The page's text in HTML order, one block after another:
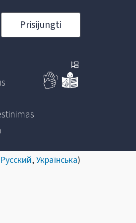
Prisijungti
Русский,Українська)